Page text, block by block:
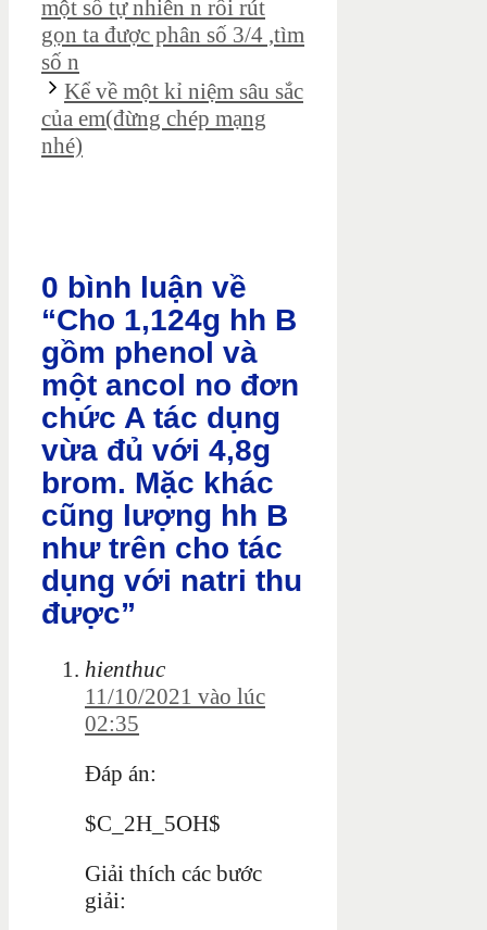
một số tự nhiên n rồi rút
gọn ta được phân số 3/4 ,tìm
số n
Kể về một kỉ niệm sâu sắc
của em(đừng chép mạng
nhé)
0 bình luận về
“Cho 1,124g hh B
gồm phenol và
một ancol no đơn
chức A tác dụng
vừa đủ với 4,8g
brom. Mặc khác
cũng lượng hh B
như trên cho tác
dụng với natri thu
được”
hienthuc
11/10/2021 vào lúc
02:35
Đáp án:
$C_2H_5OH$
Giải thích các bước
giải: